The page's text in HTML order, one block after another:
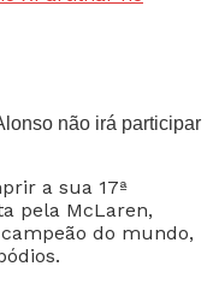
não irá participar
a sua 17ª
pela McLaren,
do mundo,